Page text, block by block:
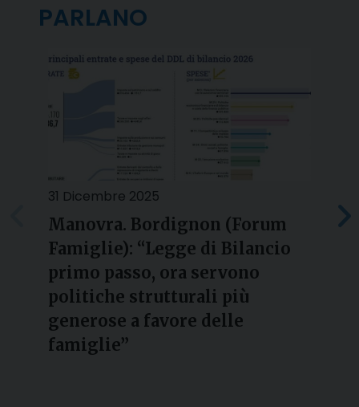
PARLANO
31 Dicembre 2025
Manovra. Bordignon (Forum
Famiglie): “Legge di Bilancio
primo passo, ora servono
politiche strutturali più
generose a favore delle
famiglie”